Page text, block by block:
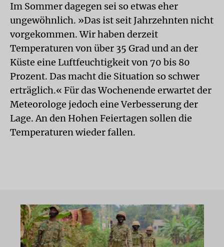
Im Sommer dagegen sei so etwas eher
ungewöhnlich. »Das ist seit Jahrzehnten nicht
vorgekommen. Wir haben derzeit
Temperaturen von über 35 Grad und an der
Küste eine Luftfeuchtigkeit von 70 bis 80
Prozent. Das macht die Situation so schwer
erträglich.« Für das Wochenende erwartet der
Meteorologe jedoch eine Verbesserung der
Lage. An den Hohen Feiertagen sollen die
Temperaturen wieder fallen.